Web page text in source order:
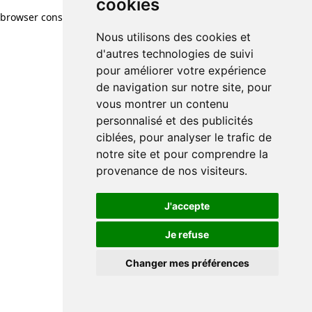
cookies
Nous utilisons des cookies et
d'autres technologies de suivi
pour améliorer votre expérience
de navigation sur notre site, pour
vous montrer un contenu
personnalisé et des publicités
ciblées, pour analyser le trafic de
notre site et pour comprendre la
provenance de nos visiteurs.
J'accepte
Je refuse
Changer mes préférences
browser console for more information)